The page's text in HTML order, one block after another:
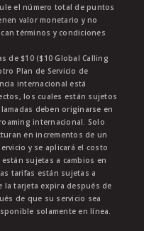
el número total de puntos
valor monetario y no
términos y condiciones
de $10 ($10 Global Calling
Plan de Servicio de
internacional está
los cuales están sujetos
deben originarse en
internacional. Solo
en incrementos de un
y se aplicará el costo
sujetas a cambios en
tarifas están sujetas a
la tarjeta expira después de
de que su servicio sea
solamente en línea.